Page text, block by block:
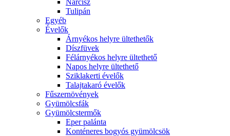
Tulipán
Egyéb
Évelők
Árnyékos helyre ültethetők
Díszfüvek
Félárnyékos helyre ültethető
Napos helyre ültethető
Sziklakerti évelők
Talajtakaró évelők
Fűszernövények
Gyümölcsfák
Gyümölcstermők
Eper palánta
Konténeres bogyós gyümölcsök